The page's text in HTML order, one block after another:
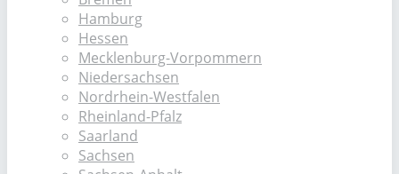
Hamburg
Hessen
Mecklenburg-Vorpommern
Niedersachsen
Nordrhein-Westfalen
Rheinland-Pfalz
Saarland
Sachsen